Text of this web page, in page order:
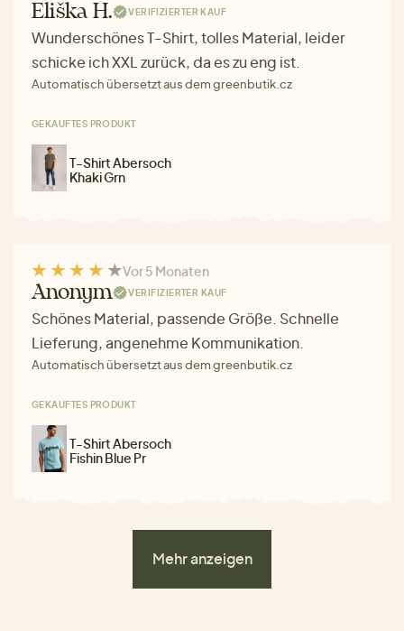
Eliška H. VERIFIZIERTER KAUF
Wunderschönes T-Shirt, tolles Material, leider
schicke ich XXL zurück, da es zu eng ist.
Automatisch übersetzt aus dem greenbutik.cz
GEKAUFTES PRODUKT
T-Shirt Abersoch
Khaki Grn
Vor 5 Monaten
Anonym VERIFIZIERTER KAUF
Schönes Material, passende Größe. Schnelle
Lieferung, angenehme Kommunikation.
Automatisch übersetzt aus dem greenbutik.cz
GEKAUFTES PRODUKT
T-Shirt Abersoch
Fishin Blue Pr
Mehr anzeigen